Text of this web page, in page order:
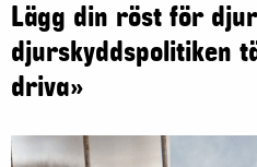
Lägg din röst för
djurskyddspolitiken
driva»